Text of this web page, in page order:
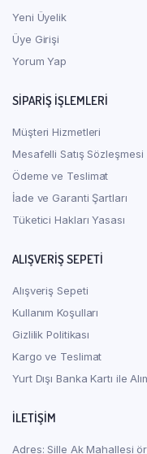
Yeni Üyelik
Üye Girişi
Yorum Yap
SIPARIŞ İŞLEMLERI
Müşteri Hizmetleri
Mesafelli Satış Sözleşmesi
Ödeme ve Teslimat
İade ve Garanti Şartları
Tüketici Hakları Yasası
ALIŞVERIŞ SEPETI
Alışveriş Sepeti
Kullanım Koşulları
Gizlilik Politikası
Kargo ve Teslimat
Yurt Dışı Banka Kartı ile
İLETİŞİM
Adres: Sille Ak Mahallesi